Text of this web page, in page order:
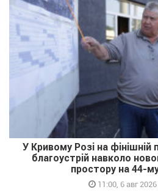
У Кривому Розі на фінішній
благоустрій навколо
простору на 44-
11:00, 6 авг 2026